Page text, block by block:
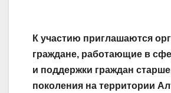
К участию приглашаются
граждане, работающие в
и поддержки граждан
поколения на территории